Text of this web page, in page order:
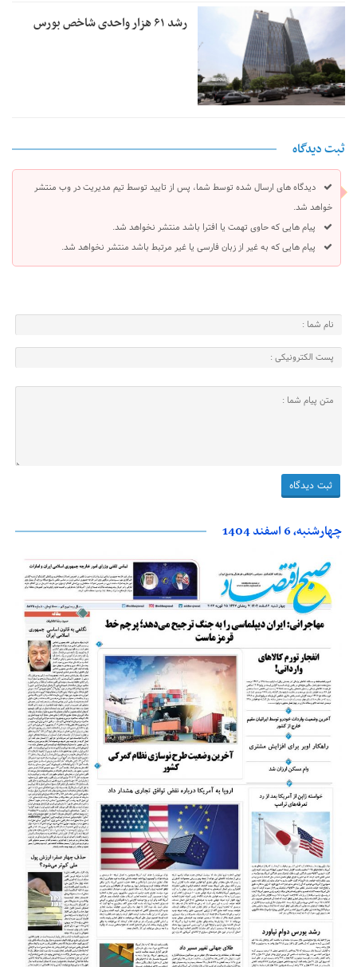
رشد ۶۱ هزار واحدی شاخص بورس
ثبت دیدگاه
دیدگاه های ارسال شده توسط شما، پس از تایید توسط تیم مدیریت در وب منتشر
خواهد شد.
پیام هایی که حاوی تهمت یا افترا باشد منتشر نخواهد شد.
پیام هایی که به غیر از زبان فارسی یا غیر مرتبط باشد منتشر نخواهد شد.
چهارشنبه، 6 اسفند 1404